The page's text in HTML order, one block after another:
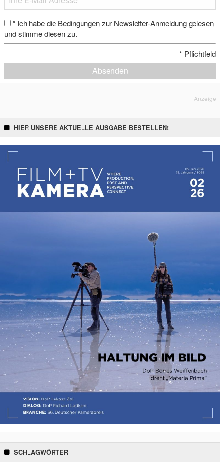
* Ich habe die Bedingungen zur Newsletter-Anmeldung gelesen
und stimme diesen zu.
* Pflichtfeld
Absenden
Anzeige
HIER UNSERE AKTUELLE AUSGABE BESTELLEN!
SCHLAGWÖRTER